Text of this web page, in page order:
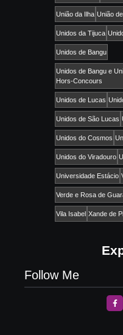
União da Ilha União
Unidos da Tijuca
Unidos de Bangu
Unidos de Bangu e
Hors-Concours
Unidos de Lucas
Unidos de São Lucas
Unidos do Cosmos
Unidos do Viradouro
Universidade Estácio
Verde e Rosa de
Vila Isabel Xande de
Follow Me